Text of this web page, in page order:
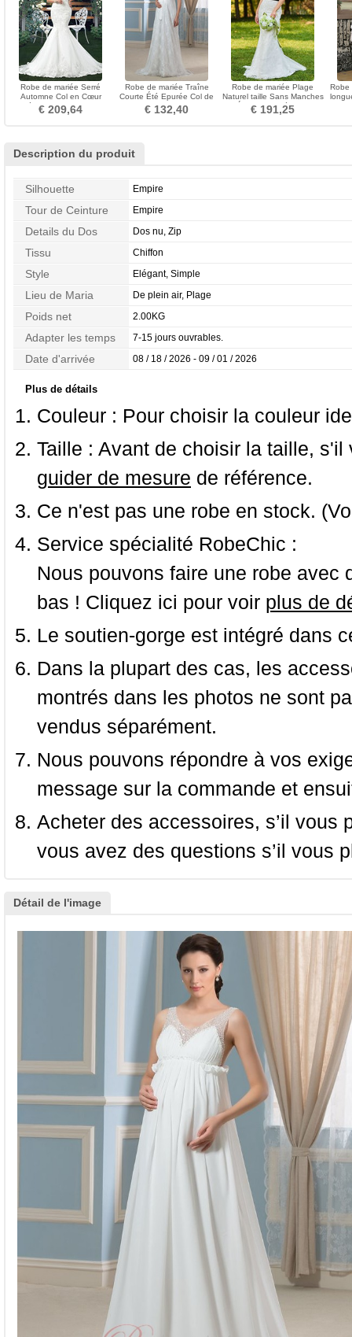
Robe de mariée Serré
Automne Col en Cœur
Désirable Taille chute
€ 209,64
Robe de mariée Traîne
Courte Été Epurée Col de
chemise t Tissu Dentelle
€ 132,40
Robe de mariée Plage
Naturel taille Sans Manches
Épaule Asymétrique
€ 191,25
Robe
Description du produit
Silhouette Empire
Tour de Ceinture Empire
Details du Dos Dos nu, Zip
Tissu Chiffon
Style Elégant, Simple
Lieu de Maria De plein air, Plage
Poids net 2.00KG
Adapter les temps 7-15 jours ouvrables.
Date d'arrivée 08 / 18 / 2026 - 09 / 01 / 2026
Plus de détails
Couleur : Pour choisir la couleur
Taille : Avant de choisir la taille,
guider de mesure de référence.
Ce n'est pas une robe en stock.
Service spécialité RobeChic :
Nous pouvons faire une robe
bas ! Cliquez ici pour voir plus de
Le soutien-gorge est intégré dans
Dans la plupart des cas, les
montrés dans les photos ne sont
vendus séparément.
Nous pouvons répondre à vos
message sur la commande et
Acheter des accessoires, s’il
vous avez des questions s’il vous
Détail de l'image